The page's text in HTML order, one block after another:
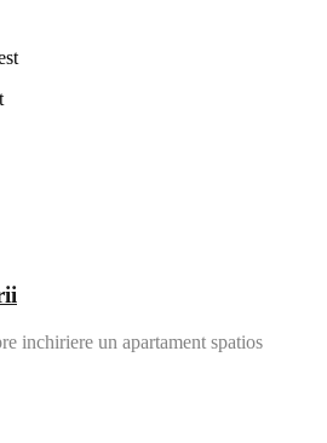
inchiriere un apartament spatios